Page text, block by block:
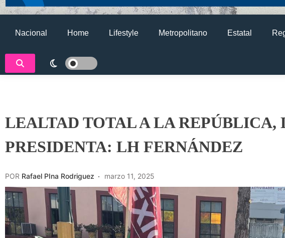
Nacional Home Lifestyle Metropolitano Estatal
LEALTAD TOTAL A LA REPÚBLICA,
PRESIDENTA: LH FERNÁNDEZ
POR Rafael PIna Rodriguez marzo 11, 2025